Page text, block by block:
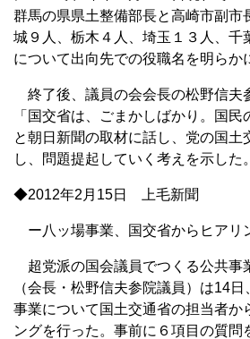
群馬の県県土整備部長と高崎市副市
城９人、栃木４人、埼玉１３人、千
について出向先での役職名を明らか
終了後、議員の会会長の松野信夫
「国交省は、ごまかしばかり。国民
と朝日新聞の取材に話し、党の国土
し、問題提起していく考えを示した
◆2012年2月15日 上毛新聞
ー八ッ場事業、国交省からヒア
超党派の国会議員でつくる公共事
（会長・松野信夫参院議員）は14
事業について国土交通省の担当者か
ングを行った。事前に６項目の質問